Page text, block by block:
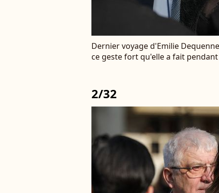
Dernier voyage d'Emilie
ce geste fort qu'elle a fait
2/32